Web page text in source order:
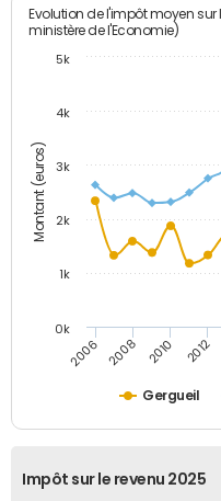
Montant (euros)
Evolution de l'impôt moyen sur
ministère de l'Economie)
Gergueil
2006 2008 2010 2012
0k
1k
2k
3k
4k
5k
Impôt sur le revenu 2025